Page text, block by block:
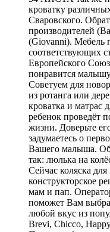
кроватку
Сваровского.
производителей
(Giovanni). Мебель
соответствующих
Европейского
понравится
Советуем для
из ротанга или
кроватка и матрас
ребенок проведёт
жизни. Доверьте
задумаетесь о
Вашего малыша.
так: люлька на
Сейчас коляска
конструкторское
мам и пап.
поможет Вам
любой вкус из
Brevi, Chicco,